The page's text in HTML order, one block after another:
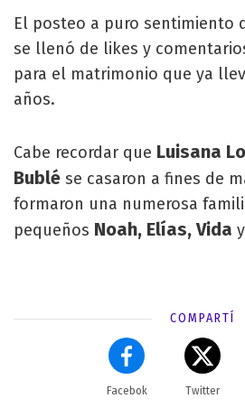
El posteo a puro sentimiento
se llenó de likes y
para el matrimonio que ya
años.
Cabe recordar que Luisana
Bublé se casaron a fines de
formaron una numerosa
pequeños Noah, Elías, Vida y
COMPARTÍ
Facebok Twitter